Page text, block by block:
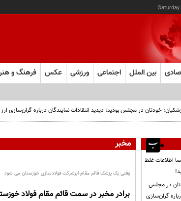
Saturday
بین الملل اجتماعی ورزشی عکس فرهنگ و
خودتان در مجلس بودید؛ دیدید انتقادات نمایندگان درباره گران‌سازی ارز
مخبر
وقتی یک پزشک قائم مقام ابرشرکت فولادسازی خوزستان می شود
برادر مخبر در سمت قائم مقام فولاد
اطلاعات غلط
در مجلس
گران‌سازی